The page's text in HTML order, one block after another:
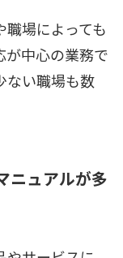
場によっても
が中心の業務で
ない職場も数
ニュアルが多